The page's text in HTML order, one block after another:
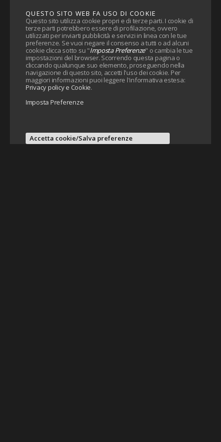
QUESTO SITO WEB FA USO DI COOKIE
Questo sito utilizza cookie propri e di terze parti. I cookie di
terze parti potrebbero essere di profilazione, ovvero
utilizzati per inviarti pubblicità e servizi in linea con le tue
preferenze. Se vuoi negare il consenso a tutti o ad alcuni
cookie clicca sotto su "Imposta Preferenze" o cambia le tue
impostazioni del browser. Scorrendo questa pagina o
cliccando qualunque suo elemento, proseguendo nella
navigazione di questo sito, accetti l'uso dei cookie. Per
maggiori informazioni puoi leggere l'informativa estesa:
Privacy policy e Cookie.
Imposta Preferenze
Accetta cookie/Salva preferenze